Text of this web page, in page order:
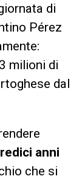
di
Pérez
milioni di
dal
anni
che si